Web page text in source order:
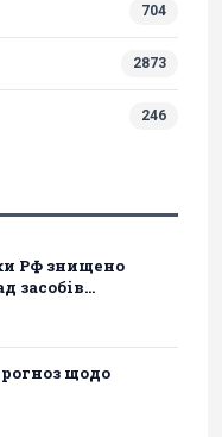
704
2873
246
РФ знищено
засобів...
щодо